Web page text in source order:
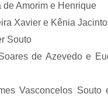
de Amorim e Henrique
Xavier e Kênia
Souto
de Azevedo e
Vasconcelos Souto